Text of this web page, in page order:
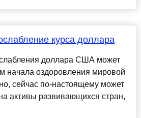
курса доллара
доллара США может
начала оздоровления мировой
сейчас по-настоящему может
активы развивающихся стран,